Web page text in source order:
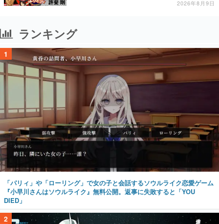
2026年8月9日
ランキング
1
「パリィ」や「ローリング」で女の子と会話するソウルライク恋愛ゲーム
『小早川さんはソウルライク』無料公開。返事に失敗すると「YOU
DIED」
2